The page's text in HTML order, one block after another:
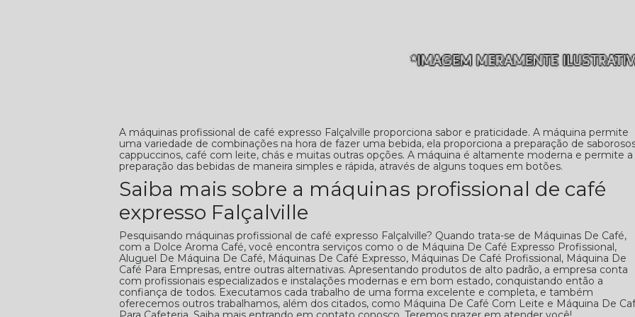
A máquinas profissional de café expresso Falçalville proporciona sabor e praticidade. A máquina permite
uma variedade de combinações na hora de fazer uma bebida, ela proporciona a preparação de
cappuccinos, café com leite, chás e muitas outras opções. A máquina é altamente moderna e permite a
preparação das bebidas de maneira simples e rápida, através de alguns toques em botões.
Saiba mais sobre a máquinas profissional de café
expresso Falçalville
Pesquisando máquinas profissional de café expresso Falçalville? Quando trata-se de Máquinas De Café,
com a Dolce Aroma Café, você encontra serviços como o de Máquina De Café Expresso Profissional,
Aluguel De Máquina De Café, Máquinas De Café Expresso, Máquinas De Café Profissional, Máquina De
Café Para Empresas, entre outras alternativas. Apresentando produtos de alto padrão, a empresa conta
com profissionais especializados e instalações modernas e em bom estado, conquistando então a
confiança de todos. Executamos cada trabalho de uma forma excelente e completa, e também
oferecemos outros trabalhamos, além dos citados, como Máquina De Café Com Leite e Máquina De